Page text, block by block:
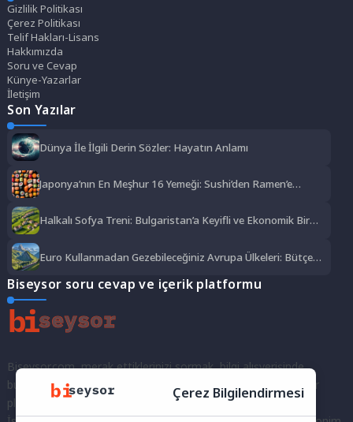
Gizlilik Politikası
Çerez Politikası
Telif Hakları-Lisans
Hakkımızda
Soru ve Cevap
Künye-Yazarlar
İletişim
Son Yazılar
Dünya İle İlgili Derin Sözler: Hayatın Anlamı
Japonya’nın En Meşhur 16 Yemeği: Sushi’den Ramen’e
Halkalı Sofya Treni: Bulgaristan’a Keyifli ve Ekonomik Bir
Euro Kullanmadan Gezebileceğiniz Avrupa Ülkeleri: Bütçe
Biseysor soru cevap ve içerik platformu
Biseysor.com, merak ettiklerinizi sormak, bilgi alışverişinde
bulunmak ve fikirlerinizi paylaşmak için bir araya geldiğimiz bir
platformdur.
Çerez Bilgilendirmesi